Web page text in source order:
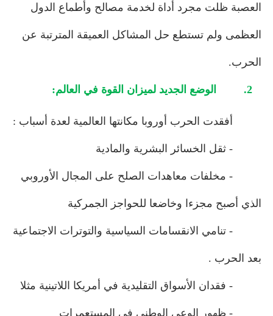
العصبة ظلت مجرد أداة لخدمة مصالح وأطماع الدول
العظمى ولم تستطع حل المشاكل العميقة المترتبة عن
الحرب.
2. الوضع الجديد لميزان القوة في العالم:
أفقدت الحرب أوروبا مكانتها العالمية لعدة أسباب :
- ثقل الخسائر البشرية والمادية
- مخلفات معاهدات الصلح على المجال الأوروبي
الذي أصبح مجزءا وخاضعا للحواجز الجمركية
- تنامي الانقسامات السياسية والتوترات الاجتماعية
بعد الحرب .
- فقدان الأسواق التقليدية في أمريكا اللاتينية مثلا
- ظهور الوعي الوطني في المستعمرات